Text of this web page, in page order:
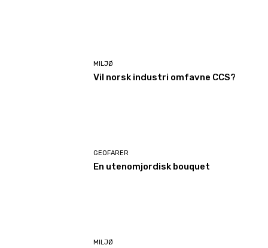
MILJØ
Vil norsk industri omfavne CCS?
GEOFARER
En utenomjordisk bouquet
MILJØ